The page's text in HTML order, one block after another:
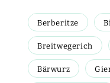
Berberitze
Breitwegerich
Bärwurz